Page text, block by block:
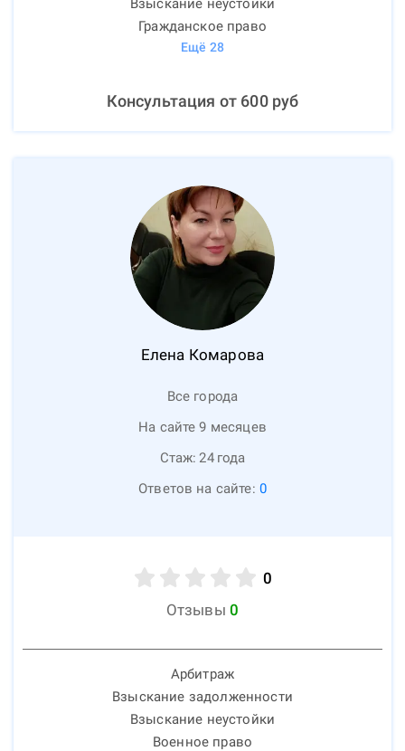
Взыскание неустойки
Гражданское право
Ещё 28
Консультация от 600руб
Елена Комарова
Все города
На сайте 9 месяцев
Стаж: 24 года
Ответов на сайте: 0
0
Отзывы 0
Арбитраж
Взыскание задолженности
Взыскание неустойки
Военное право